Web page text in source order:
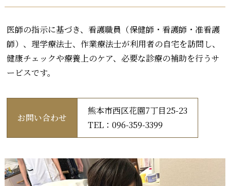
医師の指示に基づき、看護職員（保健師・看護師・准看護
師）、理学療法士、作業療法士が利用者の自宅を訪問し、
健康チェックや療養上のケア、必要な診療の補助を行うサ
ービスです。
お問い合わせ
熊本市西区花園7丁目25-23
TEL：096-359-3399